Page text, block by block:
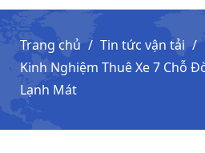
Trang chủ
Tin tức vận tải
Kinh Nghiệm Thuê Xe 7 Chỗ
Lạnh Mát